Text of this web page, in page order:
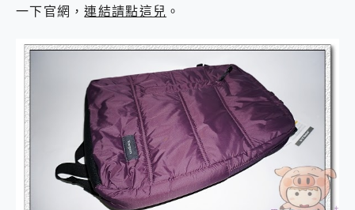
iPhone、Apple Watch、AirPods耳機 三個設備充電一起搞定 ONPRO MagReact™ M3 3 in 1可攜摺疊無線充電器 開箱 評測
好玩好拍 vivo V50 ~ 口袋裡的 Zeiss 潮流攝影棚!
給 MSI Claw 系列電競掌機 最完美的家 MSI Nest Docking Station 掌機專屬擴充底座 開箱 評測
B&O 精品級音響! Home+ 中嘉寬頻 SoundBox 劇院串流盒 開箱 評測
2億 APO蔡司長焦神機降臨~ vivo X200 Pro、vivo X200 就是這麼好拍
EaseUS Vocal Remover 免費線上去聲器一鍵去除人聲 人聲 音樂分離 2024 消除人聲推薦
3 個超值 MHN 飛人工具分享~~ iToolab AnyGo 魔物獵人 Now飛人 ios教學 不出門也可以到處走
Locawhere AnyTo 寶可夢飛人 AnyTo 不出門也可以飛遍全世界
小體積 40000mAh 超大容量 一次充5個設備 充好充滿 CUKTECH 酷態科 300W 微型充電站 開箱 評測
97.3% 恢復率，資料救援就是這麼簡單 EaseUS Data Recovery Wizard Free 18.0.0 業界最好的資料救援軟體
一下官網，連結請點這兒 。